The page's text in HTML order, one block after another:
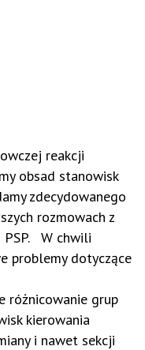
reakcji
obsad stanowisk
zdecydowanego
rozmowach z
PSP. W chwili
problemy dotyczące
różnicowanie grup
kierowania
i nawet sekcji